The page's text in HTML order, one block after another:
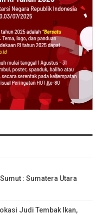
: Sumatera Utara
Judi Tembak Ikan,